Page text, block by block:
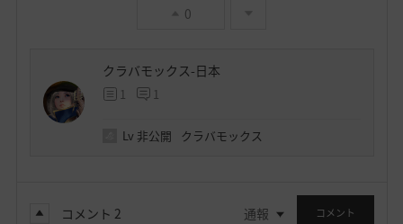
0
クラバモックス-日本
1 1
Lv 非公開 クラバモックス
コメント 2 通報 コメント